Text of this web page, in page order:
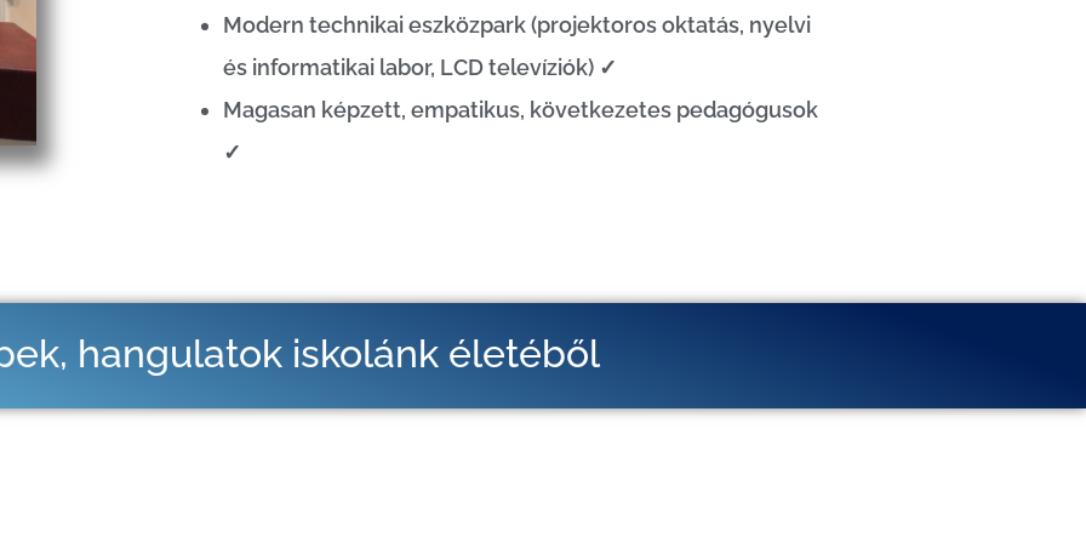
Modern technikai eszközpark (projektoros oktatás, nyelvi
és informatikai labor, LCD televíziók) ✓
Magasan képzett, empatikus, következetes pedagógusok
✓
hangulatok iskolánk életéből